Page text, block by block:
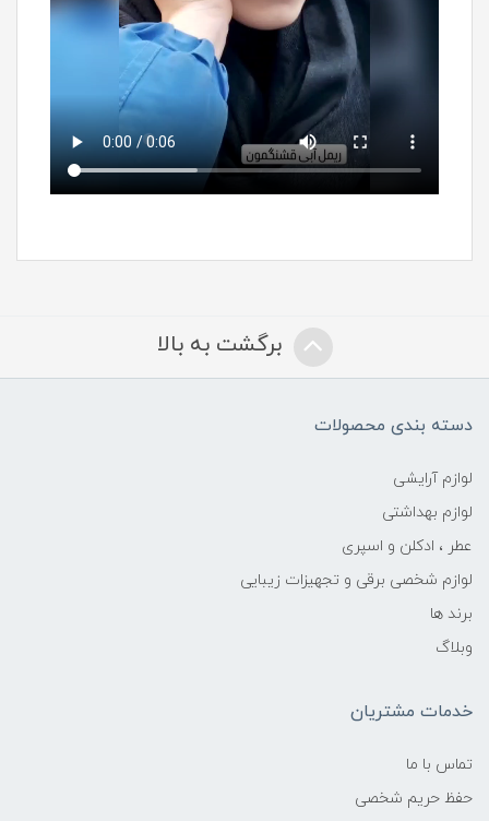
برگشت به بالا
دسته بندی محصولات
لوازم آرایشی
لوازم بهداشتی
عطر ، ادکلن و اسپری
لوازم شخصی برقی و تجهیزات زیبایی
برند ها
وبلاگ
خدمات مشتریان
تماس با ما
حفظ حریم شخصی